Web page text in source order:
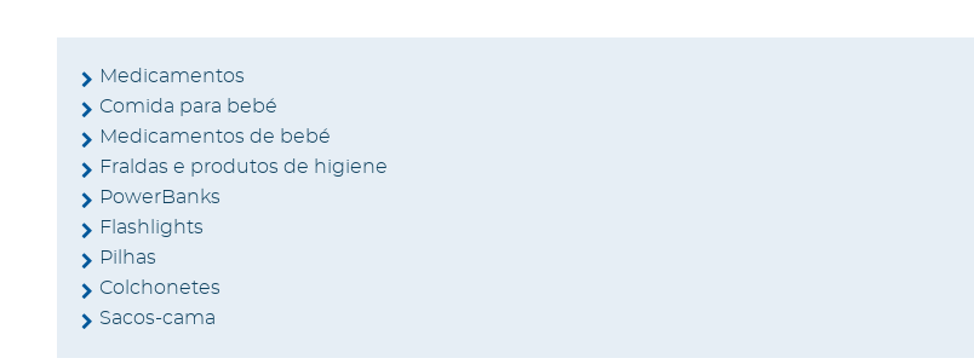
Medicamentos
Comida para bebé
Medicamentos de bebé
Fraldas e produtos de higiene
PowerBanks
Flashlights
Pilhas
Colchonetes
Sacos-cama